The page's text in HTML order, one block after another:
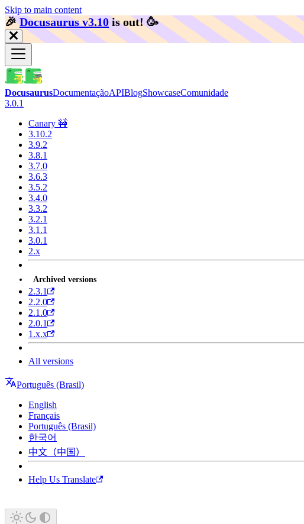
Skip to main content
🎉️Docusaurus v3.10 is out! 🥳️
DocusaurusDocumentaçãoAPIBlogShowcaseComunidade
3.0.1
Canary 🚧
3.10.2
3.9.2
3.8.1
3.7.0
3.6.3
3.5.2
3.4.0
3.3.2
3.2.1
3.1.1
3.0.1
2.x
Archived versions
2.3.1
2.2.0
2.1.0
2.0.1
1.x.x
All versions
Português (Brasil)
English
Français
Português (Brasil)
한국어
中文（中国）
Help Us Translate